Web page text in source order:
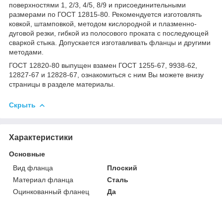
поверхностями 1, 2/3, 4/5, 8/9 и присоединительными
размерами по ГОСТ 12815-80. Рекомендуется изготовлять
ковкой, штамповкой, методом кислородной и плазменно-
дуговой резки, гибкой из полосового проката с последующей
сваркой стыка. Допускается изготавливать фланцы и другими
методами.
ГОСТ 12820-80 выпущен взамен ГОСТ 1255-67, 9938-62,
12827-67 и 12828-67, ознакомиться с ним Вы можете внизу
страницы в разделе материалы.
Скрыть
Характеристики
Основные
Вид фланца
Плоский
Материал фланца
Сталь
Оцинкованный фланец
Да